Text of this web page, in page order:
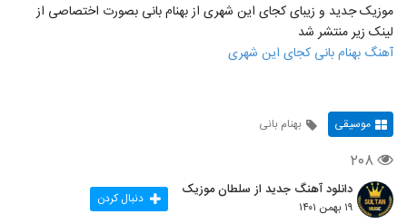
موزیک جدید و زیبای کجای این شهری از بهنام بانی بصورت اختصاصی از
لینک زیر منتشر شد
آهنگ بهنام بانی کجای این شهری
موسیقی بهنام بانی
۲۰۸
دانلود آهنگ جدید از سلطان موزیک
۱۹ بهمن ۱۴۰۱ دنبال کردن